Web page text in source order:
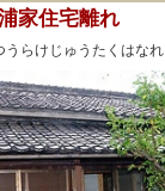
家住宅離れ
うらけじゅうたくはなれ